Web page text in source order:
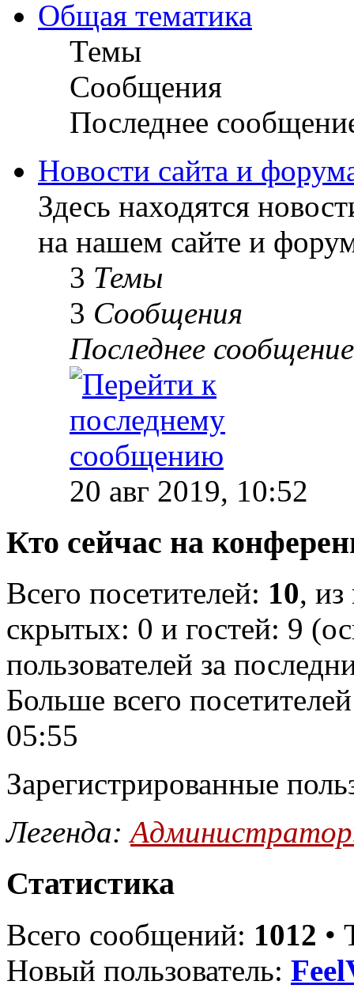
Общая тематика
Темы
Сообщения
Последнее
Новости сайта и
Здесь находятся
на нашем сайте и
3 Темы
3 Сообщения
Последнее сообщение
20 авг 2019, 10:52
Кто сейчас на
Всего посетителей: 10, из
скрытых: 0 и гостей: 9
пользователей за
Больше всего
05:55
Зарегистрированные
Легенда:
Статистика
Всего сообщений: 1012 •
Новый пользователь: